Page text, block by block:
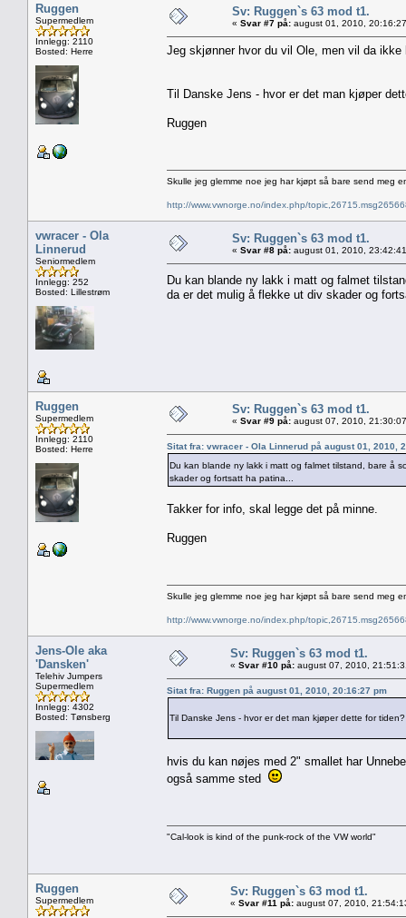
Ruggen
Supermedlem
Innlegg: 2110
Bosted: Herre
Sv: Ruggen`s 63 mod t1.
« Svar #7 på: august 01, 2010,
Jeg skjønner hvor du vil Ole, men vil da
Til Danske Jens - hvor er det man kjøper
Ruggen
Skulle jeg glemme noe jeg har kjøpt så bare send meg
http://www.vwnorge.no/index.php/
vwracer - Ola
Linnerud
Seniormedlem
Innlegg: 252
Bosted: Lillestrøm
Sv: Ruggen`s 63 mod t1.
« Svar #8 på: august 01, 2010,
Du kan blande ny lakk i matt og falmet
da er det mulig å flekke ut div skader og
Ruggen
Supermedlem
Innlegg: 2110
Bosted: Herre
Sv: Ruggen`s 63 mod t1.
« Svar #9 på: august 07, 2010,
Sitat fra: vwracer - Ola Linnerud på august 01, 2010,
Du kan blande ny lakk i matt og falmet tilstand, bare å
skader og fortsatt ha patina...
Takker for info, skal legge det på minne.
Ruggen
Skulle jeg glemme noe jeg har kjøpt så bare send meg
http://www.vwnorge.no/index.php/
Jens-Ole aka
'Dansken'
Telehiv Jumpers
Supermedlem
Innlegg: 4302
Bosted: Tønsberg
Sv: Ruggen`s 63 mod t1.
« Svar #10 på: august 07, 2010,
Sitat fra: Ruggen på august 01, 2010, 20:16:27 pm
Til Danske Jens - hvor er det man kjøper dette for
hvis du kan nøjes med 2" smallet har
også samme sted
"Cal-look is kind of the punk-rock of the VW world"
Ruggen
Supermedlem
Sv: Ruggen`s 63 mod t1.
« Svar #11 på: august 07, 2010,